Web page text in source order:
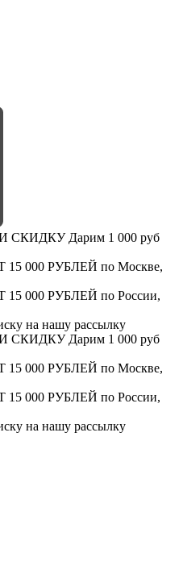
СКИДКУ Дарим 1 000 руб
000 РУБЛЕЙ по Москве,
000 РУБЛЕЙ по России,
на нашу рассылку
СКИДКУ Дарим 1 000 руб
000 РУБЛЕЙ по Москве,
000 РУБЛЕЙ по России,
на нашу рассылку